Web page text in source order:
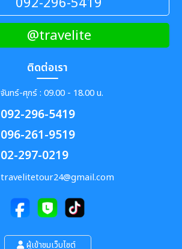
@travelite
ติดต่อเรา
จันทร์-ศุกร์ : 09.00 - 18.00 น.
092-296-5419
096-261-9519
02-297-0219
travelitetour24@gmail.com
ผู้เข้าชมเว็บไซต์